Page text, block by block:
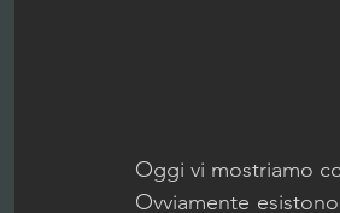
Oggi vi mostriamo
Ovviamente